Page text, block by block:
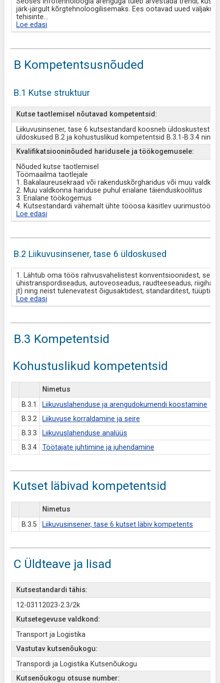
järk-järgult kõrgtehnoloogilisemaks. Ees ootavad uued
tehisinte...
Loe edasi
B Kompetentsusnõuded
B.1 Kutse struktuur
Kutse taotlemisel nõutavad kompetentsid:
Liikuvusinsener, tase 6 kutsestandard koosneb üldoskustest
üldoskused B.2 ja kohustuslikud kompetentsid B.3.1-B.3.4 ning
Kvalifikatsiooninõuded haridusele ja töökogemusele:
Nõuded kutse taotlemisel
Töömaailma taotlejale
1. Bakalaureusekraad või rakenduskõrgharidus või muu
2. Muu valdkonna hariduse puhul erialane täienduskoolitus
3. Erialane töökogemus
4. Kutsestandardi vähemalt ühte tööosa käsitlev uurimustöö võ
Loe edasi
B.2 Liikuvusinsener, tase 6 üldoskused
1. Lähtub oma töös rahvusvahelistest konventsioonidest,
ühistranspordiseadus, autoveoseadus, raudteeseadus,
jt) ning neist tulenevatest õigusaktidest, standarditest,
Loe edasi
B.3 Kompetentsid
Kohustuslikud kompetentsid
Nimetus
B.3.1
Liikuvuslahenduse ja arengudokumendi koostamine
B.3.2
Liikuvuse korraldamine ja seire
B.3.3
Liikuvuslahenduse analüüs
B.3.4
Töötajate juhtimine ja juhendamine
Kutset läbivad kompetentsid
Nimetus
B.3.5
Liikuvusinsener, tase 6 kutset läbiv kompetents
C Üldteave ja lisad
Kutsestandardi tähis:
12-03112023-2.3/2k
Kutsetegevuse valdkond:
Transport ja Logistika
Vastutav kutsenõukogu:
Transpordi ja Logistika Kutsenõukogu
Kutsenõukogu otsuse number: